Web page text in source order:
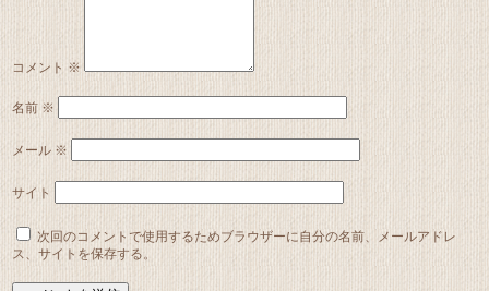
コメント ※
名前 ※
メール ※
サイト
次回のコメントで使用するためブラウザーに自分の名前、メールアドレ
ス、サイトを保存する。